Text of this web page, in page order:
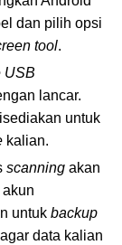
dan pilih opsi
tool.
USB
lancar.
untuk
kalian.
scanning akan
untuk backup
data kalian